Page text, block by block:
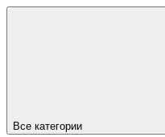
Все категории